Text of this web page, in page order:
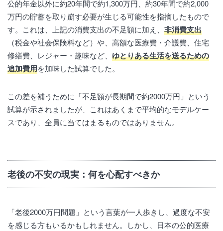
公的年金以外に約20年間で約1,300万円、約30年間で約2,000
万円の貯蓄を取り崩す必要が生じる可能性を指摘したもので
す。これは、上記の消費支出の不足額に加え、 非消費支出
（税金や社会保険料など）や、高額な医療費・介護費、住宅
修繕費、レジャー・趣味など、 ゆとりある生活を送るための
追加費用を加味した試算でした。
この差を補うために「不足額が長期間で約2000万円」という
試算が示されましたが、これはあくまで平均的なモデルケー
スであり、全員に当てはまるものではありません。
老後の不安の現実：何を心配すべきか
「老後2000万円問題」という言葉が一人歩きし、過度な不安
を感じる方もいるかもしれません。しかし、日本の公的医療